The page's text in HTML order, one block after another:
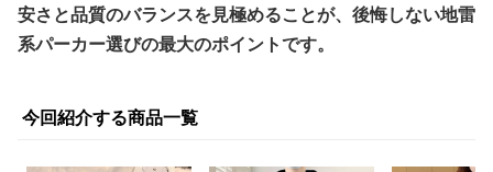
安さと品質のバランスを見極めることが、後悔しない地雷
系パーカー選びの最大のポイントです。
今回紹介する商品一覧